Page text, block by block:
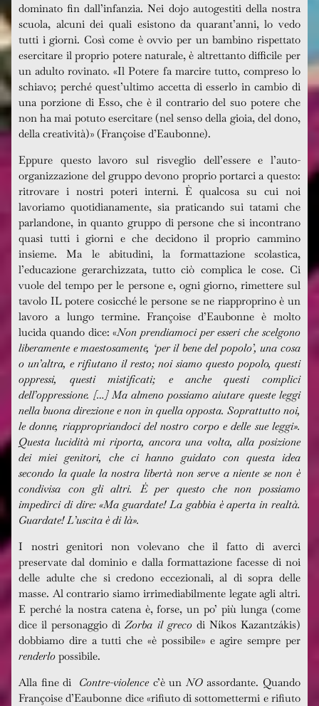
dominato fin dall’infanzia. Nei dojo autogestiti della nostra
scuola, alcuni dei quali esistono da quarant’anni, lo vedo
tutti i giorni. Così come è ovvio per un bambino rispettato
esercitare il proprio potere naturale, è altrettanto difficile per
un adulto rovinato. «Il Potere fa marcire tutto, compreso lo
schiavo; perché quest’ultimo accetta di esserlo in cambio di
una porzione di Esso, che è il contrario del suo potere che
non ha mai potuto esercitare (nel senso della gioia, del dono,
della creatività)» (Françoise d’Eaubonne).
Eppure questo lavoro sul risveglio dell’essere e l’auto-
organizzazione del gruppo devono proprio portarci a questo:
ritrovare i nostri poteri interni. È qualcosa su cui noi
lavoriamo quotidianamente, sia praticando sui tatami che
parlandone, in quanto gruppo di persone che si incontrano
quasi tutti i giorni e che decidono il proprio cammino
insieme. Ma le abitudini, la formattazione scolastica,
l’educazione gerarchizzata, tutto ciò complica le cose. Ci
vuole del tempo per le persone e, ogni giorno, rimettere sul
tavolo IL potere cosicché le persone se ne riapproprino è un
lavoro a lungo termine. Françoise d’Eaubonne è molto
lucida quando dice: «Non prendiamoci per esseri che scelgono
liberamente e maestosamente, ‘per il bene del popolo’, una cosa
o un’altra, e rifiutano il resto; noi siamo questo popolo, questi
oppressi, questi mistificati; e anche questi complici
dell’oppressione. […] Ma almeno possiamo aiutare queste leggi
nella buona direzione e non in quella opposta. Soprattutto noi,
le donne, riappropriandoci del nostro corpo e delle sue leggi».
Questa lucidità mi riporta, ancora una volta, alla posizione
dei miei genitori, che ci hanno guidato con questa idea
secondo la quale la nostra libertà non serve a niente se non è
condivisa con gli altri. È per questo che non possiamo
impedirci di dire: «Ma guardate! La gabbia è aperta in realtà.
Guardate! L’uscita è di là».
I nostri genitori non volevano che il fatto di averci
preservate dal dominio e dalla formattazione facesse di noi
delle adulte che si credono eccezionali, al di sopra delle
masse. Al contrario siamo irrimediabilmente legate agli altri.
E perché la nostra catena è, forse, un po’ più lunga (come
dice il personaggio diZorba il grecodi Níkos Kazantzákis)
dobbiamo dire a tutti che «è possibile» e agire sempre per
renderlo possibile.
Alla fine di Contre-violencec’è un NOassordante. Quando
Françoise d’Eaubonne dice «rifiuto di sottomettermi e rifiuto